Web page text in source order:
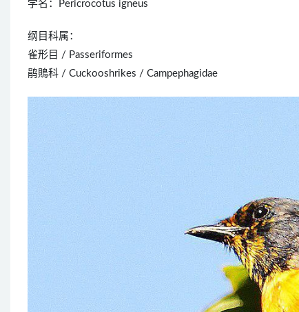
学名：Pericrocotus igneus
纲目科属：
雀形目 / Passeriformes
鹃鵙科 / Cuckooshrikes / Campephagidae